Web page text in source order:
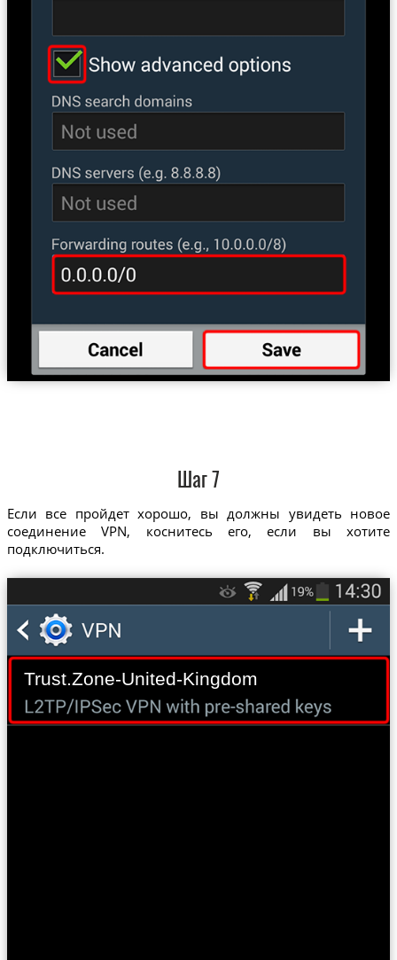
Шаг 7
Если все пройдет хорошо, вы должны увидеть новое
соединение VPN, коснитесь его, если вы хотите
подключиться.
Trust.Zone-United-Kingdom